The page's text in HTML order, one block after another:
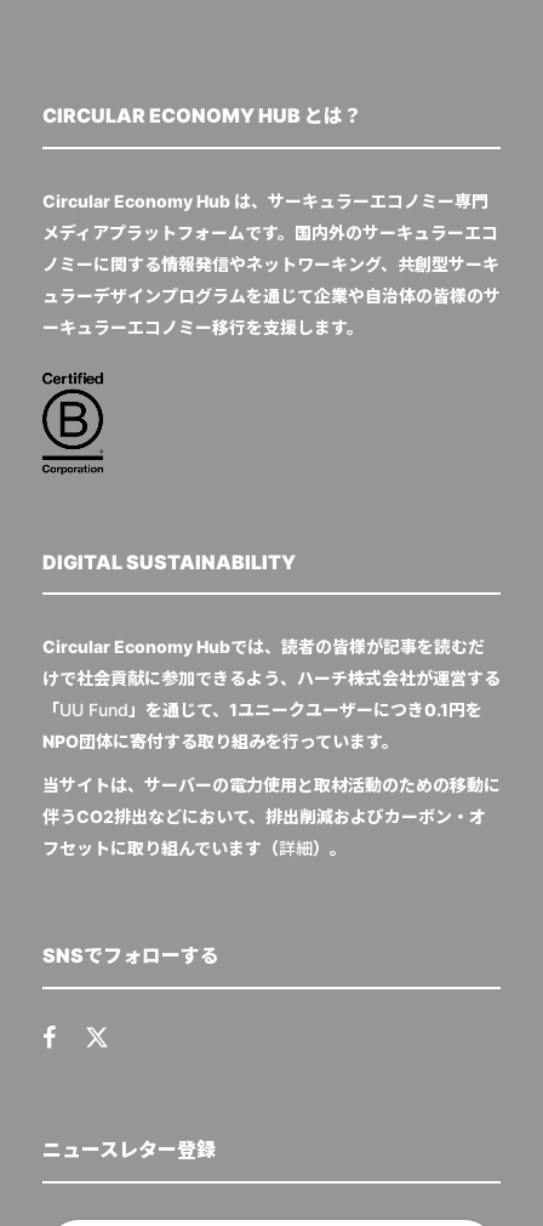
CIRCULAR ECONOMY HUB とは？
Circular Economy Hub は、サーキュラーエコノミー専門
メディアプラットフォームです。国内外のサーキュラーエコ
ノミーに関する情報発信やネットワーキング、共創型サーキ
ュラーデザインプログラムを通じて企業や自治体の皆様のサ
ーキュラーエコノミー移行を支援します。
DIGITAL SUSTAINABILITY
Circular Economy Hubでは、読者の皆様が記事を読むだ
けで社会貢献に参加できるよう、ハーチ株式会社が運営する
「UU Fund 」を通じて、1ユニークユーザーにつき0.1円を
NPO団体に寄付する取り組みを行っています。
当サイトは、サーバーの電力使用と取材活動のための移動に
伴うCO2排出などにおいて、排出削減およびカーボン・オ
フセットに取り組んでいます（詳細）。
SNSでフォローする
ニュースレター登録